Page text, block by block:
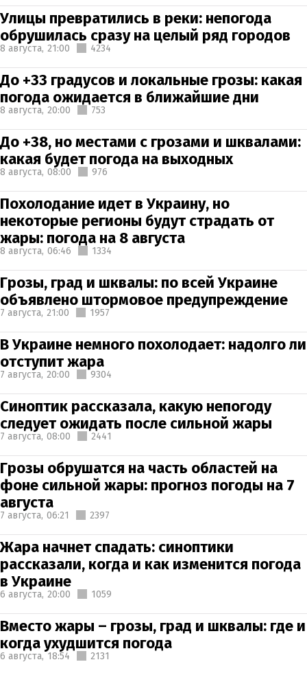
Улицы превратились в реки: непогода
обрушилась сразу на целый ряд городов
8 августа, 21:00 4234
До +33 градусов и локальные грозы: какая
погода ожидается в ближайшие дни
8 августа, 20:00 753
До +38, но местами с грозами и шквалами:
какая будет погода на выходных
8 августа, 08:00 976
Похолодание идет в Украину, но
некоторые регионы будут страдать от
жары: погода на 8 августа
8 августа, 06:46 1334
Грозы, град и шквалы: по всей Украине
объявлено штормовое предупреждение
7 августа, 21:00 1957
В Украине немного похолодает: надолго ли
отступит жара
7 августа, 20:00 9304
Синоптик рассказала, какую непогоду
следует ожидать после сильной жары
7 августа, 08:00 2441
Грозы обрушатся на часть областей на
фоне сильной жары: прогноз погоды на 7
августа
7 августа, 06:21 2397
Жара начнет спадать: синоптики
рассказали, когда и как изменится погода
в Украине
6 августа, 20:00 1059
Вместо жары – грозы, град и шквалы: где и
когда ухудшится погода
6 августа, 18:54 2131